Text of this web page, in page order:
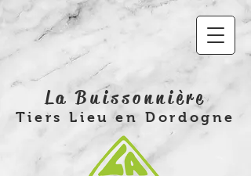
La Buissonnière
Tiers Lieu en Dordogne